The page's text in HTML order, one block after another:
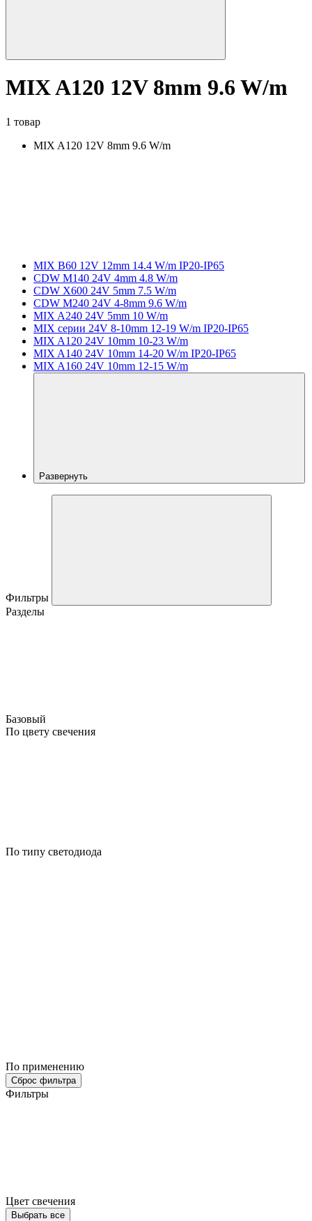
MIX A120 12V 8mm 9.6 W/m
1 товар
MIX A120 12V 8mm 9.6 W/m
MIX B60 12V 12mm 14.4 W/m IP20-IP65
CDW M140 24V 4mm 4.8 W/m
CDW X600 24V 5mm 7.5 W/m
CDW M240 24V 4-8mm 9.6 W/m
MIX A240 24V 5mm 10 W/m
MIX серии 24V 8-10mm 12-19 W/m IP20-IP65
MIX A120 24V 10mm 10-23 W/m
MIX A140 24V 10mm 14-20 W/m IP20-IP65
MIX A160 24V 10mm 12-15 W/m
Развернуть
Фильтры
Разделы
Базовый
По цвету свечения
По типу светодиода
По применению
Сброс фильтра
Фильтры
Цвет свечения
Выбрать все